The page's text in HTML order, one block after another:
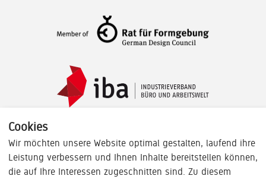
Cookies
Wir möchten unsere Website optimal gestalten, laufend ihre
Leistung verbessern und Ihnen Inhalte bereitstellen können,
die auf Ihre Interessen zugeschnitten sind. Zu diesem